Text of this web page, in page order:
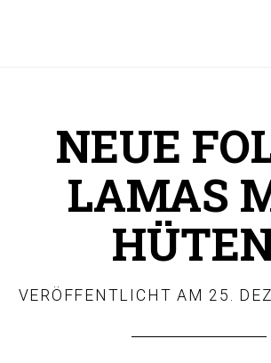
NEUE
LAMAS
VERÖFFENTLICHT AM 25.